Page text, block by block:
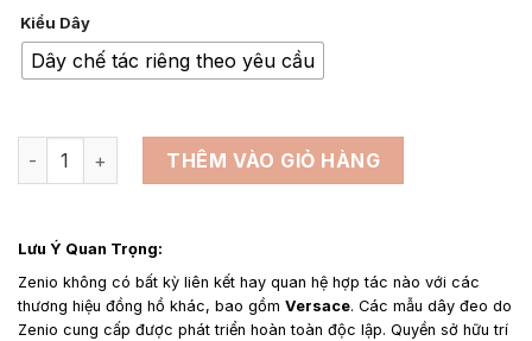
từ
1,350,000₫
Kiểu Dây
Dây chế tác riêng theo yêu cầu
Dây da đồng hồ thay thế cho Versace - Dây Da Swift Đen số
THÊM VÀO GIỎ HÀNG
Lưu Ý Quan Trọng:
Zenio không có bất kỳ liên kết hay quan hệ hợp tác nào với các
thương hiệu đồng hồ khác, bao gồm Versace. Các mẫu dây đeo do
Zenio cung cấp được phát triển hoàn toàn độc lập. Quyền sở hữu trí